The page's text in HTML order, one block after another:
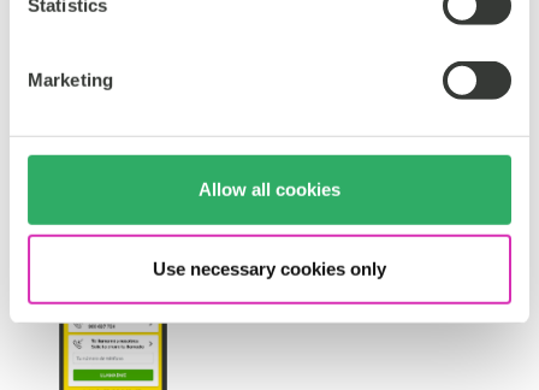
Statistics
Marketing
Allow all cookies
Use necessary cookies only